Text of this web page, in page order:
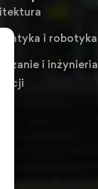
i robotyka
i inżynieria